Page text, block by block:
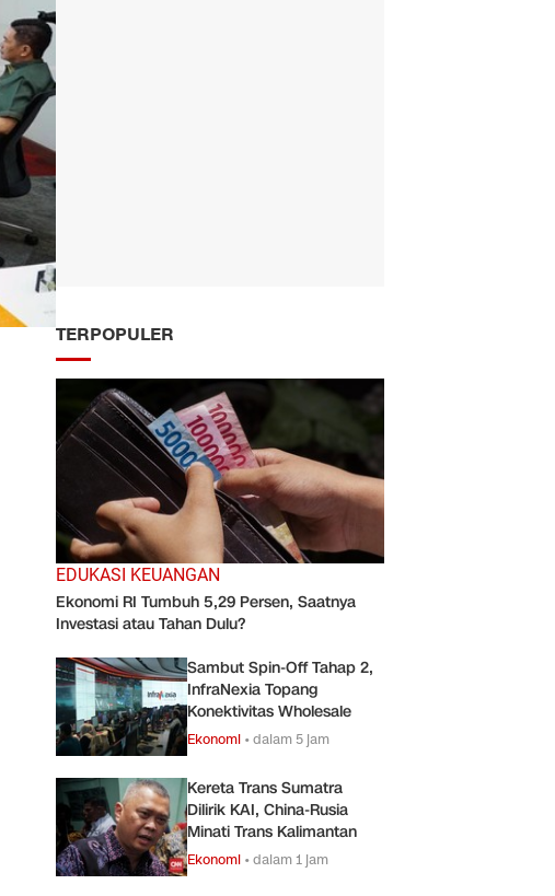
TERPOPULER
EDUKASI KEUANGAN
Ekonomi RI Tumbuh 5,29 Persen, Saatnya
Investasi atau Tahan Dulu?
Sambut Spin-Off Tahap 2,
InfraNexia Topang
Konektivitas Wholesale
Ekonomi •dalam 5 jam
Kereta Trans Sumatra
Dilirik KAI, China-Rusia
Minati Trans Kalimantan
Ekonomi •dalam 1 jam